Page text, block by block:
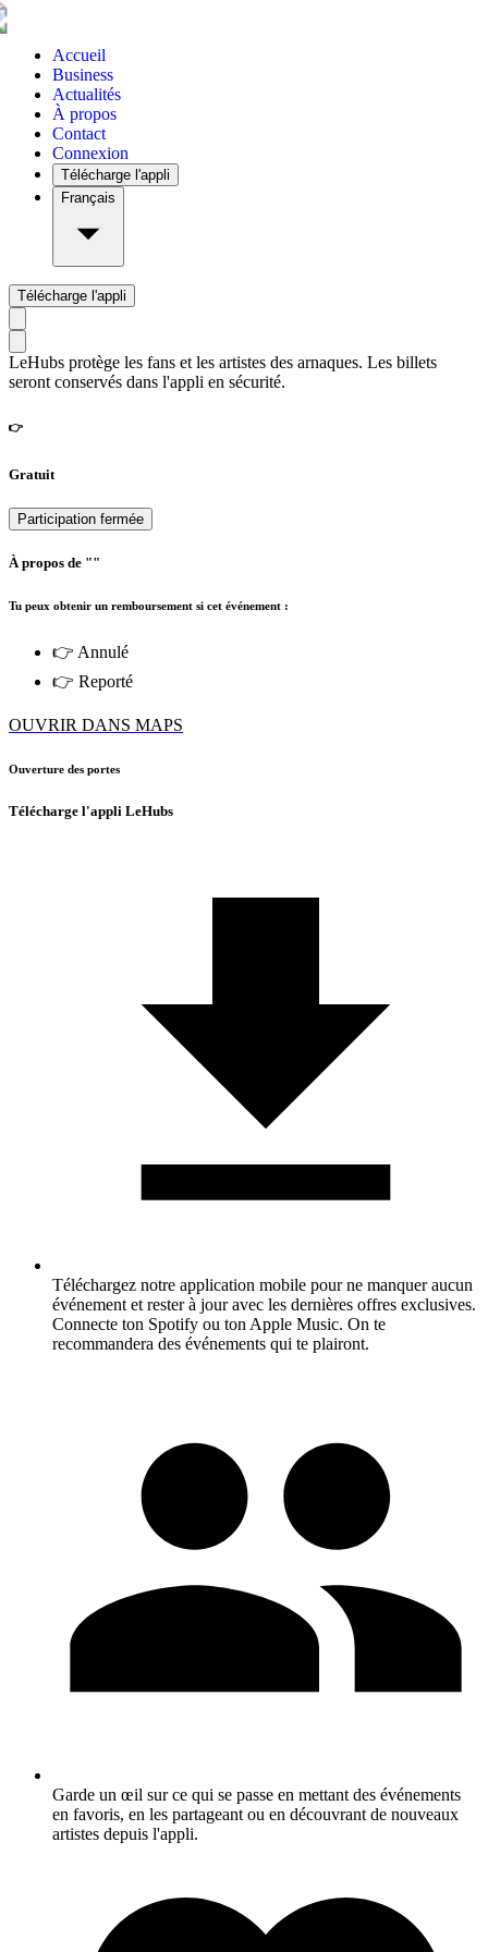
Accueil
Business
Actualités
À propos
Contact
Connexion
Télécharge l'appli
Français
Télécharge l'appli
LeHubs protège les fans et les artistes des arnaques. Les billets
seront conservés dans l'appli en sécurité.
👉
Gratuit
Participation fermée
À propos de ""
Tu peux obtenir un remboursement si cet événement :
👉 Annulé
👉 Reporté
OUVRIR DANS MAPS
Ouverture des portes
Télécharge l'appli LeHubs
Téléchargez notre application mobile pour ne manquer aucun
événement et rester à jour avec les dernières offres exclusives.
Connecte ton Spotify ou ton Apple Music. On te
recommandera des événements qui te plairont.
Garde un œil sur ce qui se passe en mettant des événements
en favoris, en les partageant ou en découvrant de nouveaux
artistes depuis l'appli.